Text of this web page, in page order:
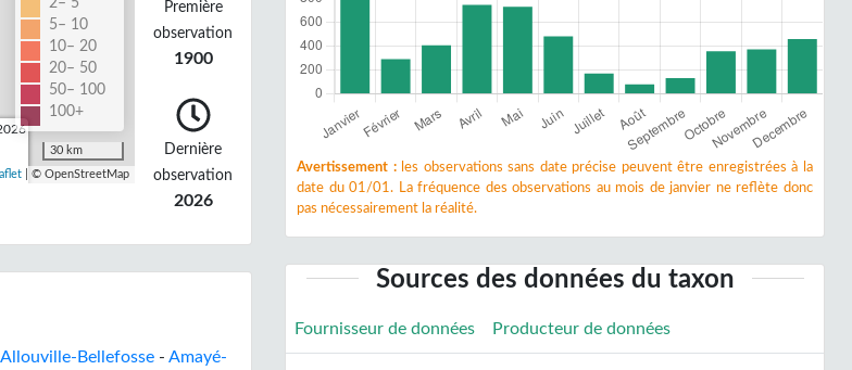
2– 5
5– 10
10– 20
20– 50
50– 100
100+
30 km
| © OpenStreetMap
Première
observation
1900
Dernière
observation
2026
Allouville-Bellefosse - Amayé-
Avertissement :les observations sans date précise peuvent être enregistrées à la
date du 01/01. La fréquence des observations au mois de janvier ne reflète donc
pas nécessairement la réalité.
Sources des données du taxon
Fournisseur de données Producteur de données